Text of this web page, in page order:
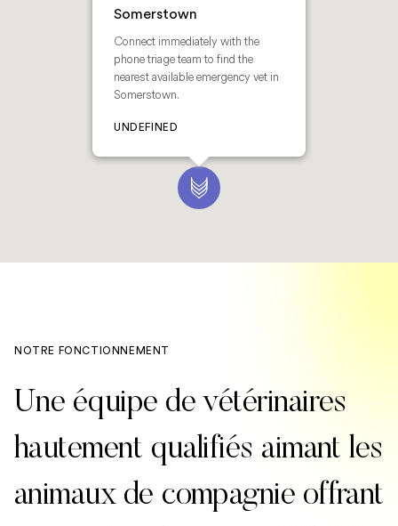
Somerstown
Connect immediately with the
phone triage team to find the
nearest available emergency vet in
Somerstown.
UNDEFINED
NOTRE FONCTIONNEMENT
Une équipe de vétérinaires
hautement qualifiés aimant les
animaux de compagnie offrant